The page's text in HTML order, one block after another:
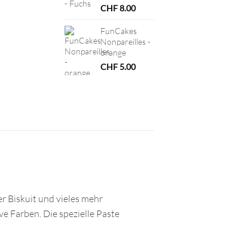
CHF8.00
FunCakes
Nonpareilles -
orange
CHF5.00
Biskuit und vieles mehr
Farben. Die spezielle Paste